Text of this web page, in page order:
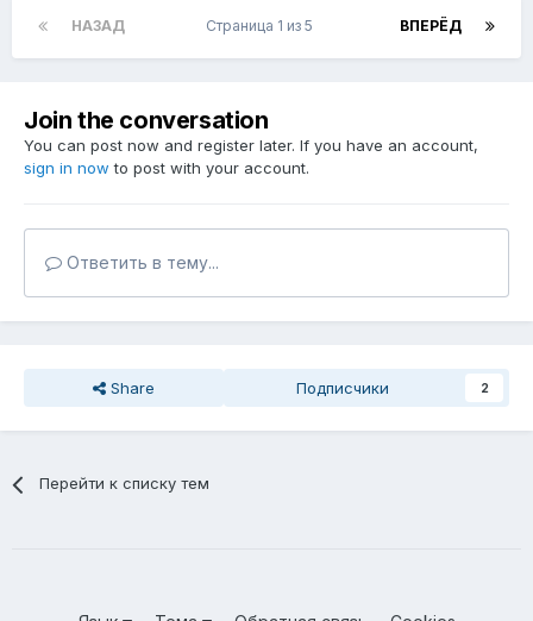
НАЗАД ВПЕРЁД
Страница 1 из 5
Join the conversation
You can post now and register later. If you have an account,
sign in now to post with your account.
Ответить в тему...
Share Подписчики 2
Перейти к списку тем